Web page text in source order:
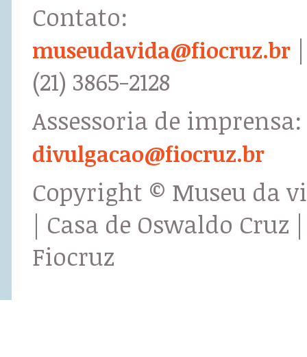
Contato:
museudavida@fiocruz.br |
(21) 3865-2128
Assessoria de imprensa:
divulgacao@fiocruz.br
Copyright © Museu da
| Casa de Oswaldo Cruz |
Fiocruz